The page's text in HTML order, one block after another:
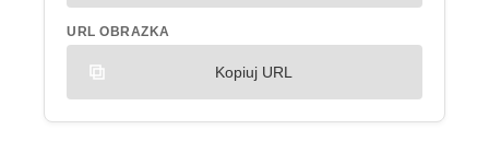
URL OBRAZKA
Kopiuj URL